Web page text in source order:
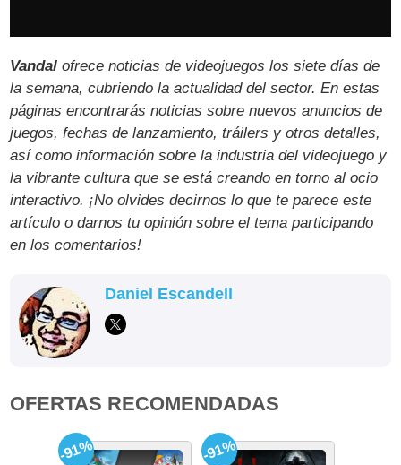
Vandal ofrece noticias de videojuegos los siete días de
la semana, cubriendo la actualidad del sector. En estas
páginas encontrarás noticias sobre nuevos anuncios de
juegos, fechas de lanzamiento, tráilers y otros detalles,
así como información sobre la industria del videojuego y
la vibrante cultura que se está creando en torno al ocio
interactivo. ¡No olvides decirnos lo que te parece este
artículo o darnos tu opinión sobre el tema participando
en los comentarios!
Daniel Escandell
OFERTAS RECOMENDADAS
-91% -91%